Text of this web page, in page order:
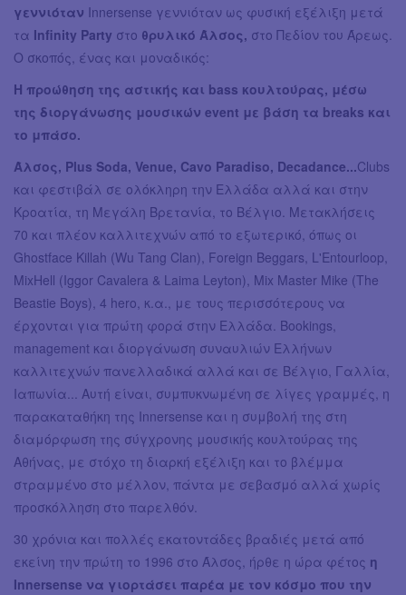
γεννιόταν Innersense γεννιόταν ως φυσική εξέλιξη μετά
τα Infinity Party στο θρυλικό Άλσος, στο Πεδίον του Άρεως.
Ο σκοπός, ένας και μοναδικός:
Η προώθηση της αστικής και bass κουλτούρας, μέσω
της διοργάνωσης μουσικών event με βάση τα breaks και
το μπάσο.
Άλσος, Plus Soda, Venue, Cavo Paradiso, Decadance...Clubs
και φεστιβάλ σε ολόκληρη την Ελλάδα αλλά και στην
Κροατία, τη Μεγάλη Βρετανία, το Βέλγιο. Μετακλήσεις
70 και πλέον καλλιτεχνών από το εξωτερικό, όπως οι
Ghostface Killah (Wu Tang Clan), Foreign Beggars, L'Entourloop,
MixHell (Iggor Cavalera & Laima Leyton), Mix Master Mike (The
Beastie Boys), 4 hero, κ.α., με τους περισσότερους να
έρχονται για πρώτη φορά στην Ελλάδα. Bookings,
management και διοργάνωση συναυλιών Ελλήνων
καλλιτεχνών πανελλαδικά αλλά και σε Βέλγιο, Γαλλία,
Ιαπωνία... Αυτή είναι, συμπυκνωμένη σε λίγες γραμμές, η
παρακαταθήκη της Innersense και η συμβολή της στη
διαμόρφωση της σύγχρονης μουσικής κουλτούρας της
Αθήνας, με στόχο τη διαρκή εξέλιξη και το βλέμμα
στραμμένο στο μέλλον, πάντα με σεβασμό αλλά χωρίς
προσκόλληση στο παρελθόν.
30 χρόνια και πολλές εκατοντάδες βραδιές μετά από
εκείνη την πρώτη το 1996 στο Άλσος, ήρθε η ώρα φέτος η
Innersense να γιορτάσει παρέα με τον κόσμο που την